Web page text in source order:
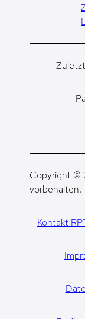
Copyright ©
vorbehalten.
Kontakt